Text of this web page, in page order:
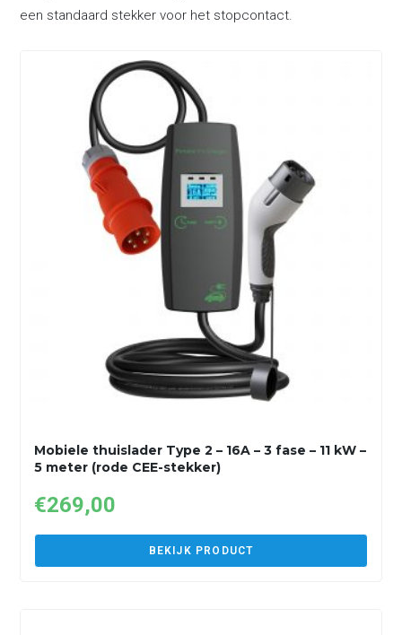
een standaard stekker voor het stopcontact.
Mobiele thuislader Type 2 – 16A – 3 fase – 11 kW –
5 meter (rode CEE-stekker)
€269,00
BEKIJK PRODUCT